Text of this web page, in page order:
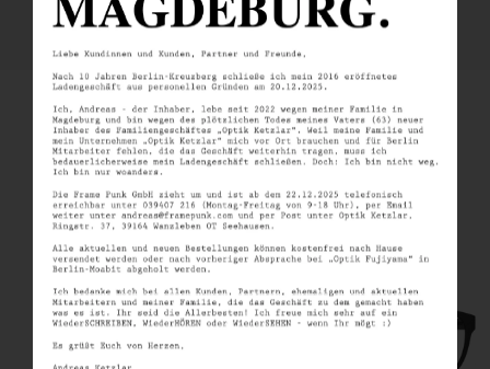
SIMILAR PRODUCTS